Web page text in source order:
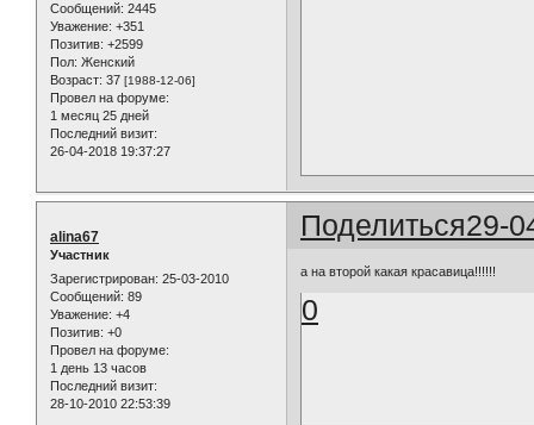
Сообщений: 2445
Уважение: +351
Позитив: +2599
Пол: Женский
Возраст: 37 [1988-12-06]
Провел на форуме:
1 месяц 25 дней
Последний визит:
26-04-2018 19:37:27
Поделиться29-
alina67
Участник
Зарегистрирован: 25-03-2010
Сообщений: 89
Уважение: +4
Позитив: +0
Провел на форуме:
1 день 13 часов
Последний визит:
28-10-2010 22:53:39
а на второй какая красавица!!!!!!
0